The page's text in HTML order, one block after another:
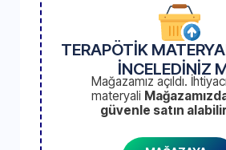
TERAPÖTİK
İNCELEDİNİZ
Mağazamız açıldı.
materyali
güvenle satın